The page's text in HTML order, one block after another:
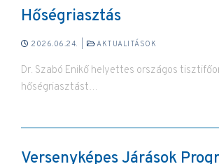
Hőségriasztás
2026.06.24. AKTUALITÁSOK
Dr. Szabó Enikő helyettes országos
hőségriasztást…
Versenyképes Járások